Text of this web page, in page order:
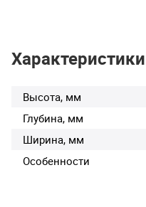
Характеристики
Высота, мм
Глубина, мм
Ширина, мм
Особенности